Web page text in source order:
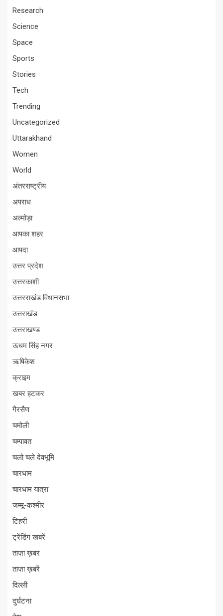
Research
Science
Space
Sports
Stories
Tech
Trending
Uncategorized
Uttarakhand
Women
World
अंतरराष्ट्रीय
अपराध
अल्मोड़ा
आपका शहर
आपदा
उत्तर प्रदेश
उत्तरकाशी
उत्तरराखंड विधानसभा
उत्तराखंड
उत्तराखण्ड
ऊधम सिंह नगर
ऋषिकेश
क्राइम
खबर हटकर
गैरसैण
चमोली
चम्पावत
चलो चले देवभूमि
चारधाम
चारधाम यात्रा
जम्मू-कश्मीर
टिहरी
ट्रेंडिंग खबरें
ताज़ा ख़बर
ताज़ा ख़बरें
दिल्ली
दुर्घटना